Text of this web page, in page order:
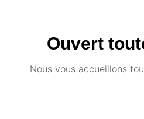
Ouvert
Nous vous accueillons